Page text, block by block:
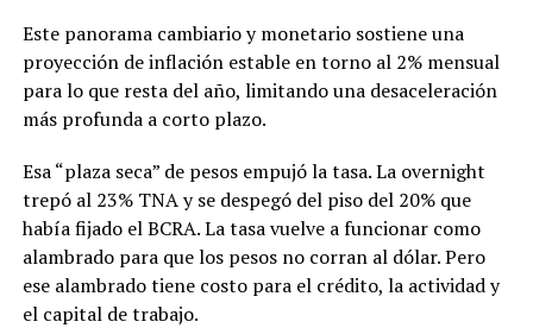
Este panorama cambiario y monetario sostiene una
proyección de inflación estable en torno al 2% mensual
para lo que resta del año, limitando una desaceleración
más profunda a corto plazo.
Esa “plaza seca” de pesos empujó la tasa. La overnight
trepó al 23% TNA y se despegó del piso del 20% que
había fijado el BCRA. La tasa vuelve a funcionar como
alambrado para que los pesos no corran al dólar. Pero
ese alambrado tiene costo para el crédito, la actividad y
el capital de trabajo.